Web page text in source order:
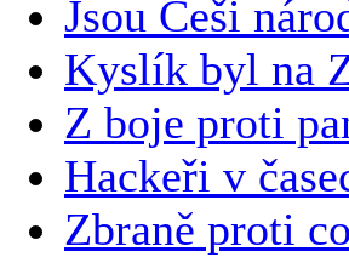
Jsou Češi
Kyslík byl na
Z boje proti
Hackeři v
Zbraně proti